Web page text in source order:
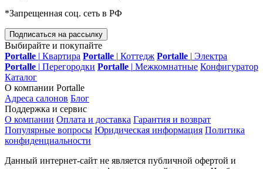
*Запрещенная соц. сеть в РФ
Подписаться на рассылку
Выбирайте и покупайте
Portalle | Квартира Portalle | Коттедж Portalle | Электра
Portalle | Перегородки Portalle | Межкомнатные Конфигуратор
Каталог
О компании Portalle
Адреса салонов Блог
Поддержка и сервис
О компании Оплата и доставка Гарантия и возврат
Популярные вопросы Юридическая информация Политика
конфиденциальности
Данный интернет-сайт не является публичной офертой и